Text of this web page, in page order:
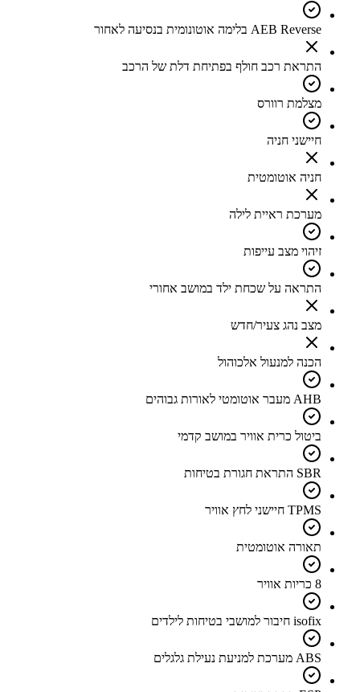
AEB Reverse בלימה אוטונומית בנסיעה לאחור
התראת רכב חולף בפתיחת דלת של הרכב
מצלמת רוורס
חיישני חניה
חניה אוטומטית
מערכת ראיית לילה
זיהוי מצב עייפות
התראה על שכחת ילד במושב אחורי
מצב נהג צעיר/חדש
הכנה למנעול אלכוהול
AHB מעבר אוטומטי לאורות גבוהים
ביטול כרית אוויר במושב קדמי
SBR התראת חגורת בטיחות
TPMS חיישני לחץ אוויר
תאורה אוטומטית
8 כריות אוויר
isofix חיבור למושבי בטיחות לילדים
ABS מערכת למניעת נעילת גלגלים